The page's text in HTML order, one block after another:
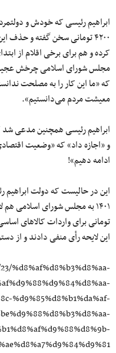
ابراهیم رئیسی که خودش و
۴۲۰۰ تومانی سخن گفته و حذف
کرده و هم برای برخی اقلام از
مجلس شورای اسلامی چرخش
که «ما این کار را به مصلحت
معیشت مردم می‌دانستیم».
ابراهیم رئیسی همچنین مدعی
و «اجازه داد» که «وضعیت
ادامه دهیم»!
این در حالیست که دولت ابراهیم
تومانی برای واردات کالاهای
این لایحه رأی منفی دادند و از
%d8%af%d8%b3%d8%aa-
%d9%85%d8%b1%da%af-